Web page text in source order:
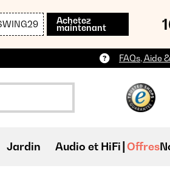
Achetez
maintenant
FAQs, Aide
Jardin Audio et HiFi Offres